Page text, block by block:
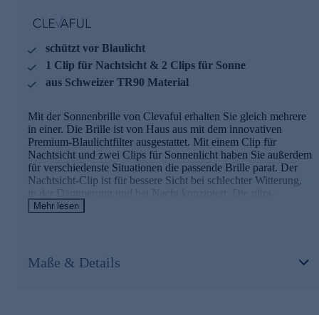
Onlineshop.
schützt vor Blaulicht
1 Clip für Nachtsicht & 2 Clips für Sonne
aus Schweizer TR90 Material
Mit der Sonnenbrille von Clevaful erhalten Sie gleich mehrere
in einer. Die Brille ist von Haus aus mit dem innovativen
Premium-Blaulichtfilter ausgestattet. Mit einem Clip für
Nachtsicht und zwei Clips für Sonnenlicht haben Sie außerdem
für verschiedenste Situationen die passende Brille parat. Der
Nachtsicht-Clip ist für bessere Sicht bei schlechter Witterung,
in der Dämmerung und bei Nacht konzipiert. Die ultra-
polarisierenden Sonnen-Clips mit braunen oder grauen Gläsern
Gläser einsetzen lassen. So haben Sie in jeglicher Situation im
Alltag, im Auto oder beim Spazieren in der Natur klaren,
Mehr lesen
Maße & Details